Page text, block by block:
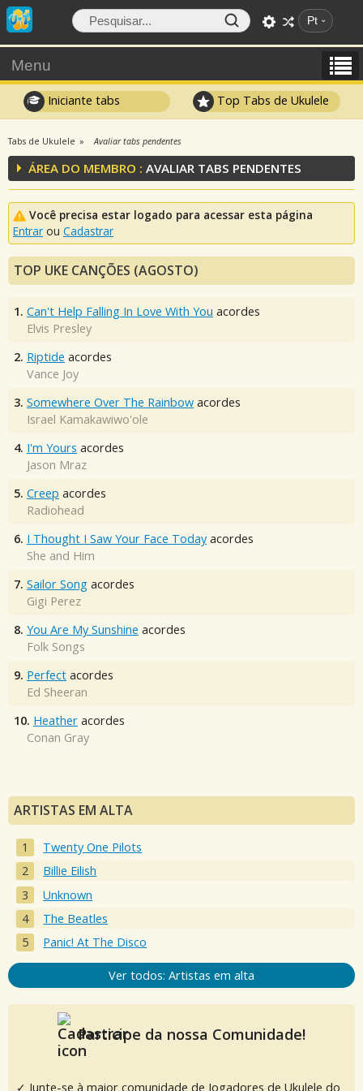
Pt
Menu
Iniciante tabs Top Tabs de Ukulele
Tabs de Ukulele Avaliar tabs pendentes
ÁREA DO MEMBRO : AVALIAR TABS PENDENTES
Você precisa estar logado para acessar esta página
Entrar ou Cadastrar
TOP UKE CANÇÕES (AGOSTO)
1. Can't Help Falling In Love With You acordes
Elvis Presley
2. Riptide acordes
Vance Joy
3. Somewhere Over The Rainbow acordes
Israel Kamakawiwo'ole
4. I'm Yours acordes
Jason Mraz
5. Creep acordes
Radiohead
6. I Thought I Saw Your Face Today acordes
She and Him
7. Sailor Song acordes
Gigi Perez
8. You Are My Sunshine acordes
Folk Songs
9. Perfect acordes
Ed Sheeran
10. Heather acordes
Conan Gray
ARTISTAS EM ALTA
Twenty One Pilots
Billie Eilish
Unknown
The Beatles
Panic! At The Disco
Ver todos: Artistas em alta
Participe da nossa Comunidade!
✓ Junte-se à maior comunidade de Jogadores de Ukulele do